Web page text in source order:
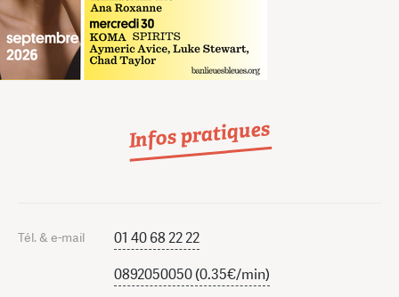
Infos pratiques
Tél. & e-mail
01 40 68 22 22
0892050050 (0.35€/min)